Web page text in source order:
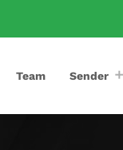
Team Sender